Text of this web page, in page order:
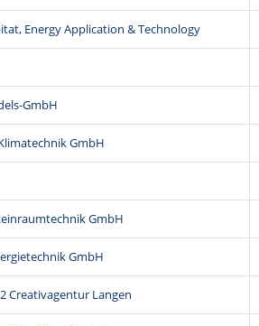
Energy Application & Technology
GmbH
GmbH
GmbH
GmbH
Creativagentur Langen